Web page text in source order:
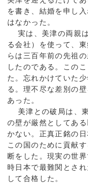
を書き、結婚を申し
はなかった。
実は、美津の両親
る会社）を使って、
らは三百年前の先祖
したのである。この
た。忘れかけていた
る。理不尽な差別の
あった。
美津との破局は、東
の壁が厳然としてあ
かない。正真正銘の
この国のために貢献
断をした。現実の世
時日本で最難関とさ
して合格した。